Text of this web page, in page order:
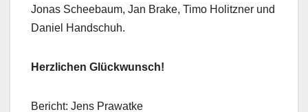
Jonas Scheebaum, Jan Brake, Timo Holitzner und
Daniel Handschuh.
Herzlichen Glückwunsch!
Bericht: Jens Prawatke